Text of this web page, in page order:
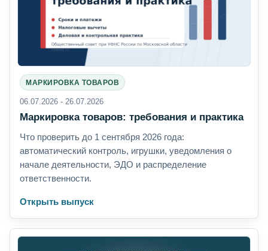
МАРКИРОВКА ТОВАРОВ
06.07.2026 - 26.07.2026
Маркировка товаров: требования и практика
Что проверить до 1 сентября 2026 года:
автоматический контроль, игрушки, уведомления о
начале деятельности, ЭДО и распределение
ответственности.
Открыть выпуск